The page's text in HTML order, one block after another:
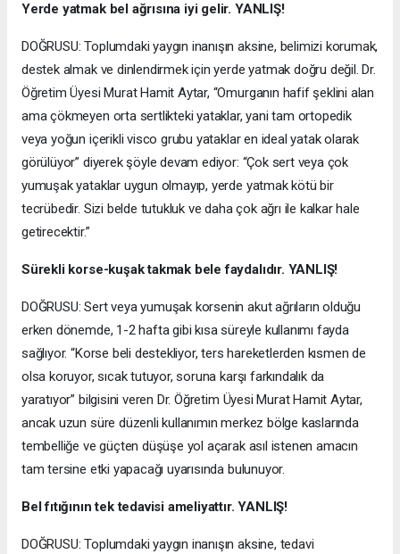
Yerde yatmak bel ağrısına iyi gelir. YANLIŞ!
DOĞRUSU: Toplumdaki yaygın inanışın aksine, belimizi korumak,
destek almak ve dinlendirmek için yerde yatmak doğru değil. Dr.
Öğretim Üyesi Murat Hamit Aytar, “Omurganın hafif şeklini alan
ama çökmeyen orta sertlikteki yataklar, yani tam ortopedik
veya yoğun içerikli visco grubu yataklar en ideal yatak olarak
görülüyor” diyerek şöyle devam ediyor: “Çok sert veya çok
yumuşak yataklar uygun olmayıp, yerde yatmak kötü bir
tecrübedir. Sizi belde tutukluk ve daha çok ağrı ile kalkar hale
getirecektir.”
Sürekli korse-kuşak takmak bele faydalıdır. YANLIŞ!
DOĞRUSU: Sert veya yumuşak korsenin akut ağrıların olduğu
erken dönemde, 1-2 hafta gibi kısa süreyle kullanımı fayda
sağlıyor. “Korse beli destekliyor, ters hareketlerden kısmen de
olsa koruyor, sıcak tutuyor, soruna karşı farkındalık da
yaratıyor” bilgisini veren Dr. Öğretim Üyesi Murat Hamit Aytar,
ancak uzun süre düzenli kullanımın merkez bölge kaslarında
tembelliğe ve güçten düşüşe yol açarak asıl istenen amacın
tam tersine etki yapacağı uyarısında bulunuyor.
Bel fıtığının tek tedavisi ameliyattır. YANLIŞ!
DOĞRUSU: Toplumdaki yaygın inanışın aksine, tedavi